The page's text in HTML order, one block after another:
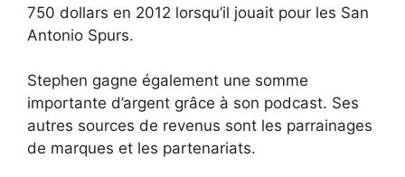
750 dollars en 2012 lorsqu’il jouait pour les San
Antonio Spurs.
Stephen gagne également une somme
importante d’argent grâce à son podcast. Ses
autres sources de revenus sont les parrainages
de marques et les partenariats.